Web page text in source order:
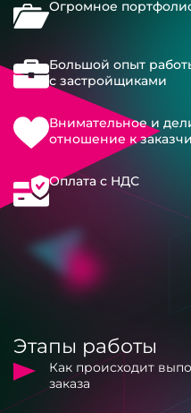
Огромное
Большой опыт
с застройщиками
Внимательное и
отношение к
Оплата с НДС
Этапы работы
Как происходит
заказа